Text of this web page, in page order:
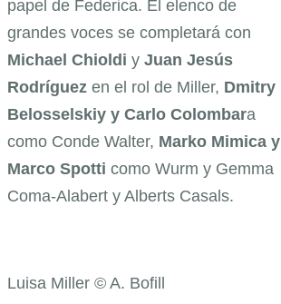
papel de Federica. El elenco de
grandes voces se completará con
Michael Chioldi y Juan Jesús
Rodríguez en el rol de Miller, Dmitry
Belosselskiy y Carlo Colombara
como Conde Walter, Marko Mimica y
Marco Spotti como Wurm y Gemma
Coma-Alabert y Alberts Casals.
Luisa Miller © A. Bofill